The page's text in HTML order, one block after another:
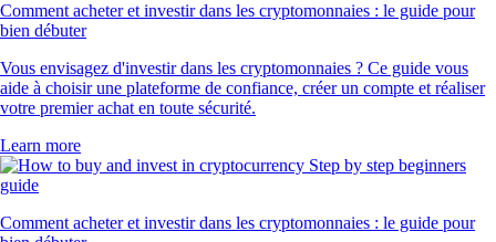
Comment acheter et investir dans les cryptomonnaies : le guide pour
bien débuter
Vous envisagez d'investir dans les cryptomonnaies ? Ce guide vous
aide à choisir une plateforme de confiance, créer un compte et réaliser
votre premier achat en toute sécurité.
Learn more
Comment acheter et investir dans les cryptomonnaies : le guide pour